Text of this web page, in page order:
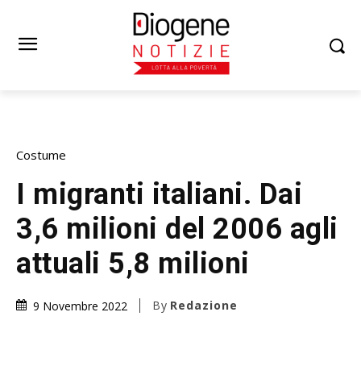
Costume
I migranti italiani. Dai
3,6 milioni del 2006 agli
attuali 5,8 milioni
9 Novembre 2022 By Redazione